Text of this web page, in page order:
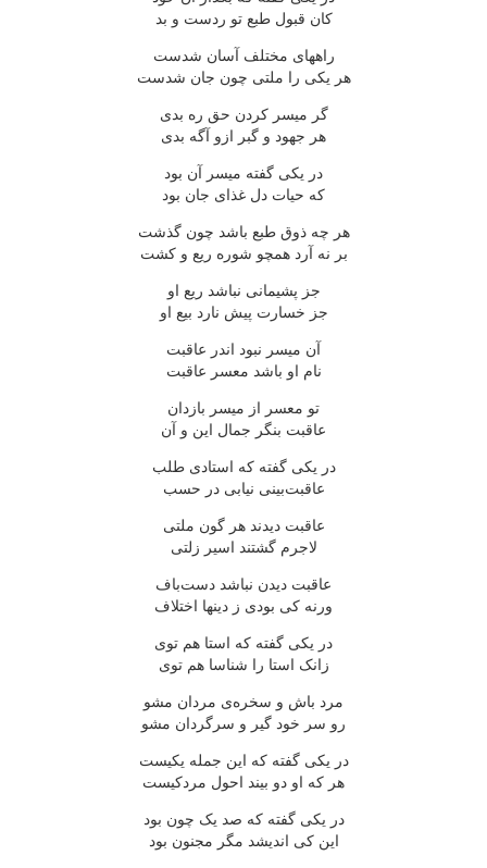
کان قبول طبع تو ردست و بد
راههاى مختلف آسان شدست
هر يکى را ملتى چون جان شدست
گر ميسر کردن حق ره بدى
هر جهود و گبر ازو آگه بدى
در يکى گفته ميسر آن بود
که حيات دل غذاى جان بود
هر چه ذوق طبع باشد چون گذشت
بر نه آرد همچو شوره ريع و کشت
جز پشيمانى نباشد ريع او
جز خسارت پيش نارد بيع او
آن ميسر نبود اندر عاقبت
نام او باشد معسر عاقبت
تو معسر از ميسر بازدان
عاقبت بنگر جمال اين و آن
در يکى گفته که استادى طلب
عاقبت‌بينى نيابى در حسب
عاقبت ديدند هر گون ملتى
لاجرم گشتند اسير زلتى
عاقبت ديدن نباشد دست‌باف
ورنه کى بودى ز دينها اختلاف
در يکى گفته که استا هم توى
زانک استا را شناسا هم توى
مرد باش و سخره‌ى مردان مشو
رو سر خود گير و سرگردان مشو
در يکى گفته که اين جمله يکيست
هر که او دو بيند احول مردکيست
در يکى گفته که صد يک چون بود
اين کى انديشد مگر مجنون بود